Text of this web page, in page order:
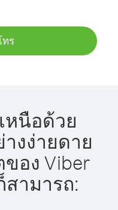
ร
หนือด้วย
งง่ายดาย
อง Viber
ามารถ: